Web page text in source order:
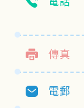
傳真
電郵